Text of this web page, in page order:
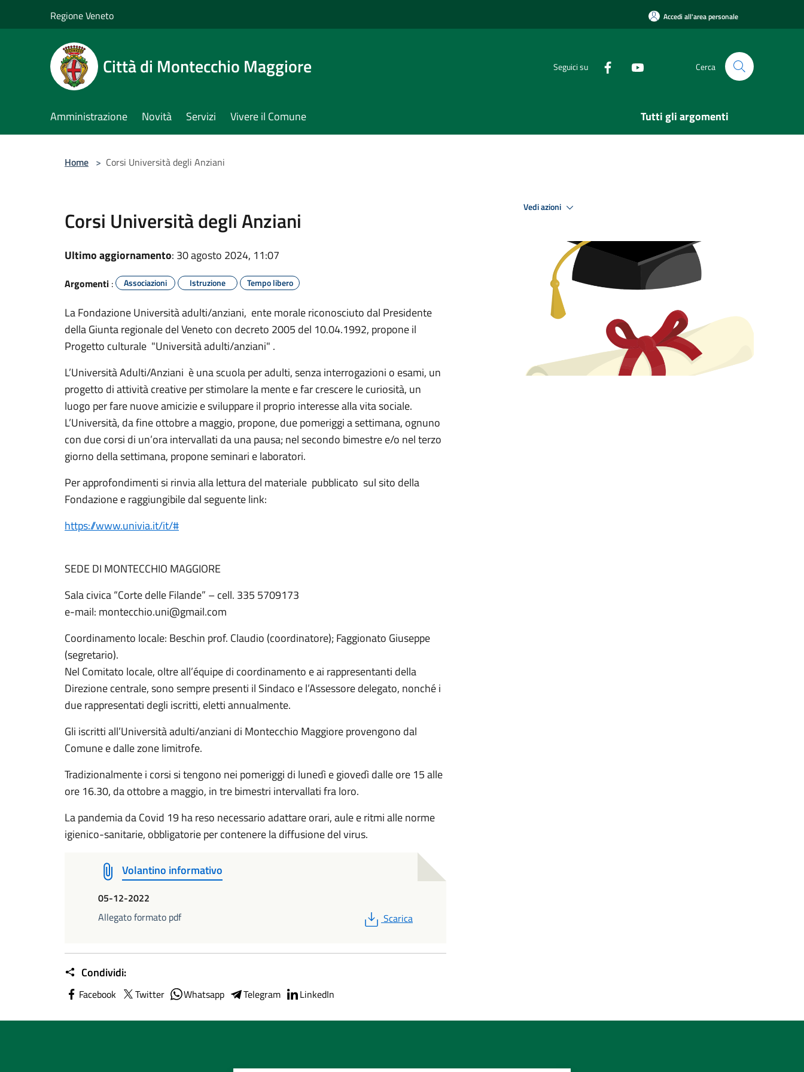
Regione Veneto Accedi all'area personale
Città di Montecchio Maggiore Seguici su Cerca
Amministrazione Novità Servizi Vivere il Comune Tutti gli argomenti
Home > Corsi Università degli Anziani
Corsi Università degli Anziani
Ultimo aggiornamento: 30 agosto 2024, 11:07
Argomenti : Associazioni Istruzione Tempo libero
La Fondazione Università adulti/anziani, ente morale riconosciuto dal Presidente
della Giunta regionale del Veneto con decreto 2005 del 10.04.1992, propone il
Progetto culturale "Università adulti/anziani" .
L’Università Adulti/Anziani è una scuola per adulti, senza interrogazioni o esami, un
progetto di attività creative per stimolare la mente e far crescere le curiosità, un
luogo per fare nuove amicizie e sviluppare il proprio interesse alla vita sociale.
L’Università, da fine ottobre a maggio, propone, due pomeriggi a settimana, ognuno
con due corsi di un’ora intervallati da una pausa; nel secondo bimestre e/o nel terzo
giorno della settimana, propone seminari e laboratori.
Per approfondimenti si rinvia alla lettura del materiale pubblicato sul sito della
Fondazione e raggiungibile dal seguente link:
https://www.univia.it/it/#
SEDE DI MONTECCHIO MAGGIORE
Sala civica “Corte delle Filande” – cell. 335 5709173
e-mail: montecchio.uni@gmail.com
Coordinamento locale: Beschin prof. Claudio (coordinatore); Faggionato Giuseppe
(segretario).
Nel Comitato locale, oltre all’équipe di coordinamento e ai rappresentanti della
Direzione centrale, sono sempre presenti il Sindaco e l’Assessore delegato, nonché i
due rappresentati degli iscritti, eletti annualmente.
Gli iscritti all’Università adulti/anziani di Montecchio Maggiore provengono dal
Comune e dalle zone limitrofe.
Tradizionalmente i corsi si tengono nei pomeriggi di lunedì e giovedì dalle ore 15 alle
ore 16.30, da ottobre a maggio, in tre bimestri intervallati fra loro.
La pandemia da Covid 19 ha reso necessario adattare orari, aule e ritmi alle norme
igienico-sanitarie, obbligatorie per contenere la diffusione del virus.
Volantino informativo
05-12-2022
Allegato formato pdf
PDF
Scarica
Condividi:
Facebook Twitter Whatsapp Telegram LinkedIn
Vedi azioni